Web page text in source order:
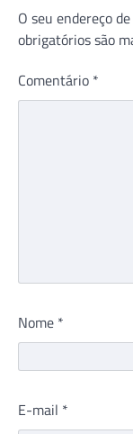
O seu endereço
obrigatórios são
Comentário *
Nome *
E-mail *